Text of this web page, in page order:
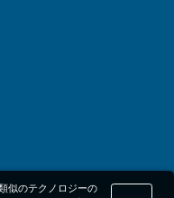
似のテクノロジーの